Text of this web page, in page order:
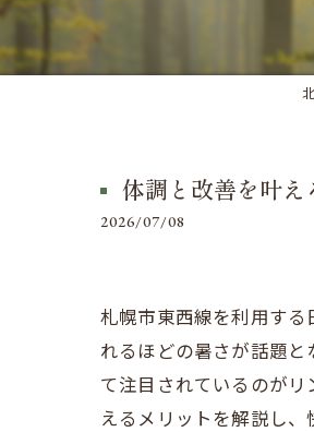
体調と改善を叶え
2026/07/08
札幌市東西線を利用す
れるほどの暑さが話題
て注目されているのが
えるメリットを解説し